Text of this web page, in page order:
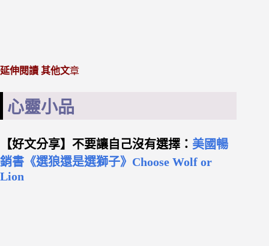
延伸閱讀 其他文章
心靈小品
【好文分享】不要讓自己沒有選擇： 美國暢
銷書《選狼還是選獅子》Choose Wolf or
Lion